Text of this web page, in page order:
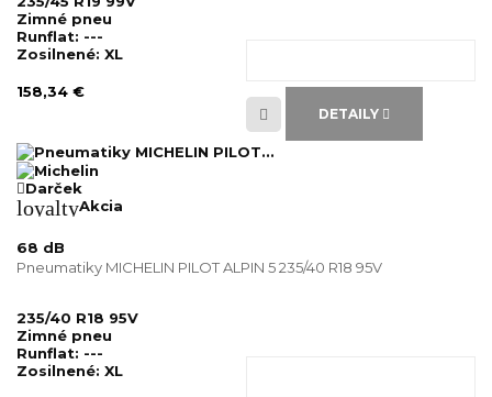
Zimné pneu
Runflat: ---
Zosilnené: XL
158,34 €
DETAILY
Darček
loyaltyAkcia
68 dB
Pneumatiky MICHELIN PILOT ALPIN 5 235/40 R18 95V
235/40 R18 95V
Zimné pneu
Runflat: ---
Zosilnené: XL